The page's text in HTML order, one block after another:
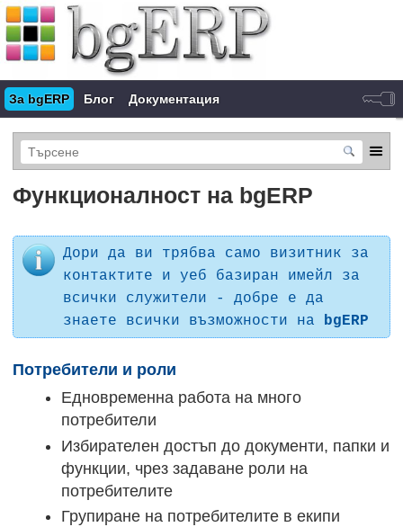
За bgERP Блог Документация
Функционалност на bgERP
Дори да ви трябва само визитник за
контактите и уеб базиран имейл за
всички служители - добре е да
знаете всички възможности на
bgERP
Потребители и роли
Едновременна работа на много
потребители
Избирателен достъп до документи, папки и
функции, чрез задаване роли на
потребителите
Групиране на потребителите в екипи